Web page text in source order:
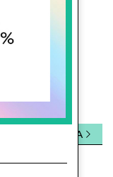
privacy.
INVIA